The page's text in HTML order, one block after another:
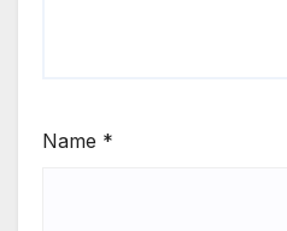
Name *